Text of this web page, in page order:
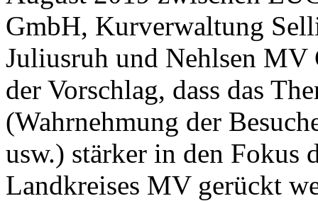
GmbH, Kurverwaltung
Juliusruh und Nehlsen MV
der Vorschlag, dass das
(Wahrnehmung der
usw.) stärker in den Fokus
Landkreises MV gerückt